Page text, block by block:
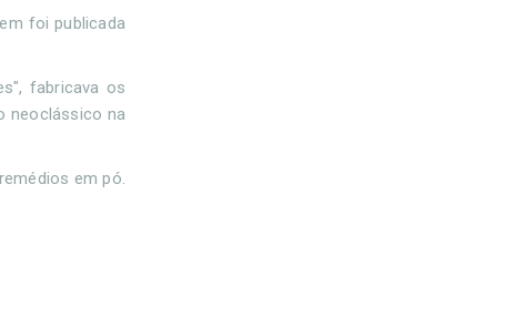
foi publicada
fabricava os
neoclássico na
em pó.